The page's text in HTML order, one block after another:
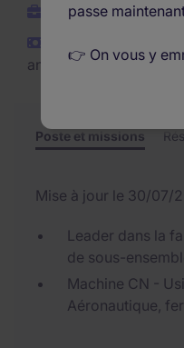
CDI
an
Poste et missions
Mise à jour le 30/07/
Leader dans la
de sous-
Machine CN -
Aéronautique,
passe
👉 On vous y